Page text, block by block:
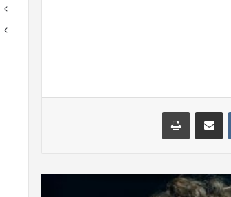
VKontakteاشتراک گذاری با ایمیل چاپ